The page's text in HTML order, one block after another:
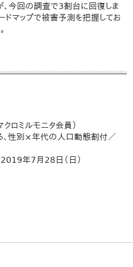
今回の調査で3割台に回復しま
ドマップで被害予測を把握してお
ロミルモニタ会員）
、性別×年代の人口動態割付／
年7月28日（日）